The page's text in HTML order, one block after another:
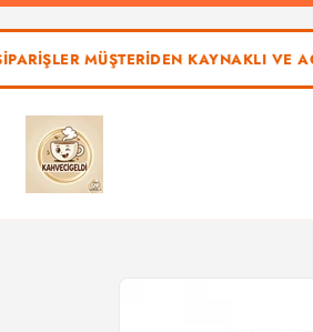
MÜŞTERİDEN KAYNAKLI VE